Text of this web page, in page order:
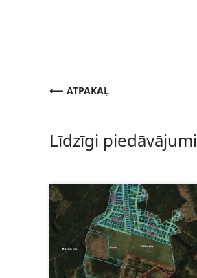
ATPAKAĻ
Līdzīgi piedāvājumi